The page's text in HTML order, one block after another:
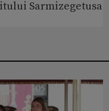
Sarmizegetusa